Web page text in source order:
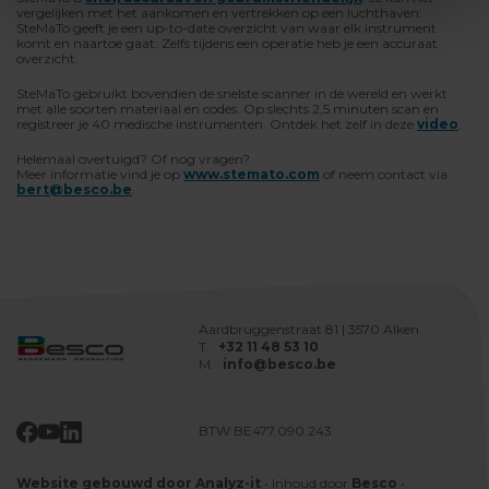
vergelijken met het aankomen en vertrekken op een luchthaven:
SteMaTo geeft je een up-to-date overzicht van waar elk instrument
komt en naartoe gaat. Zelfs tijdens een operatie heb je een accuraat
overzicht.
SteMaTo gebruikt bovendien de snelste scanner in de wereld en werkt
met alle soorten materiaal en codes. Op slechts 2,5 minuten scan en
registreer je 40 medische instrumenten. Ontdek het zelf in deze video
Helemaal overtuigd? Of nog vragen?
Meer informatie vind je op www.stemato.com of neem contact via
bert@besco.be
Aardbruggenstraat 81 | 3570 Alken
T.
+32 11 48 53 10
M.
info@besco.be
BTW BE477.090.243
Website gebouwd door Analyz-it • Inhoud door Besco •